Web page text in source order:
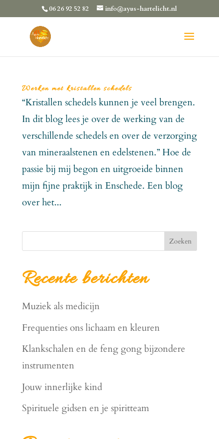
06 26 92 52 82 info@ayus-hartelicht.nl
Werken met kristallen schedels
“Kristallen schedels kunnen je veel brengen.
In dit blog lees je over de werking van de
verschillende schedels en over de verzorging
van mineraalstenen en edelstenen.” Hoe de
passie bij mij begon en uitgroeide binnen
mijn fijne praktijk in Enschede. Een blog
over het...
Zoeken
Recente berichten
Muziek als medicijn
Frequenties ons lichaam en kleuren
Klankschalen en de feng gong bijzondere
instrumenten
Jouw innerlijke kind
Spirituele gidsen en je spiritteam